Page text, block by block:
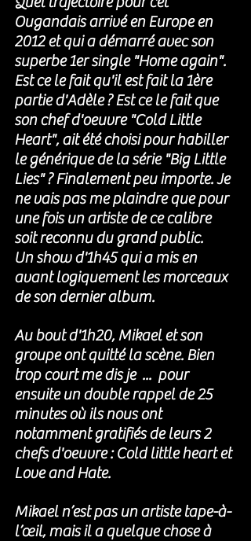
Ougandais arrivé en Europe en
2012 et qui a démarré avec son
superbe 1er single "Home again".
Est ce le fait qu'il est fait la 1ère
partie d'Adèle ? Est ce le fait que
son chef d'oeuvre "Cold Little
Heart", ait été choisi pour habiller
le générique de la série "Big Little
Lies" ? Finalement peu importe. Je
ne vais pas me plaindre que pour
une fois un artiste de ce calibre
soit reconnu du grand public.
Un show d'1h45 qui a mis en
avant logiquement les morceaux
de son dernier album.
Au bout d'1h20, Mikael et son
groupe ont quitté la scène. Bien
trop court me dis je  ...  pour
ensuite un double rappel de 25
minutes où ils nous ont
notamment gratifiés de leurs 2
chefs d'oeuvre : Cold little heart et
Love and Hate.
Mikael n’est pas un artiste tape-à-
l’œil, mais il a quelque chose à